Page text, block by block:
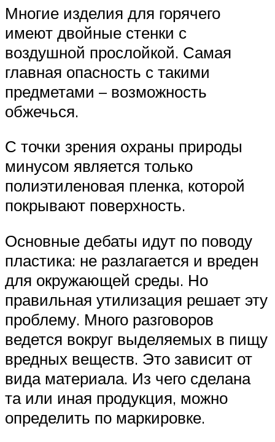
Многие изделия для горячего
имеют двойные стенки с
воздушной прослойкой. Самая
главная опасность с такими
предметами – возможность
обжечься.
С точки зрения охраны природы
минусом является только
полиэтиленовая пленка, которой
покрывают поверхность.
Основные дебаты идут по поводу
пластика: не разлагается и вреден
для окружающей среды. Но
правильная утилизация решает эту
проблему. Много разговоров
ведется вокруг выделяемых в пищу
вредных веществ. Это зависит от
вида материала. Из чего сделана
та или иная продукция, можно
определить по маркировке.